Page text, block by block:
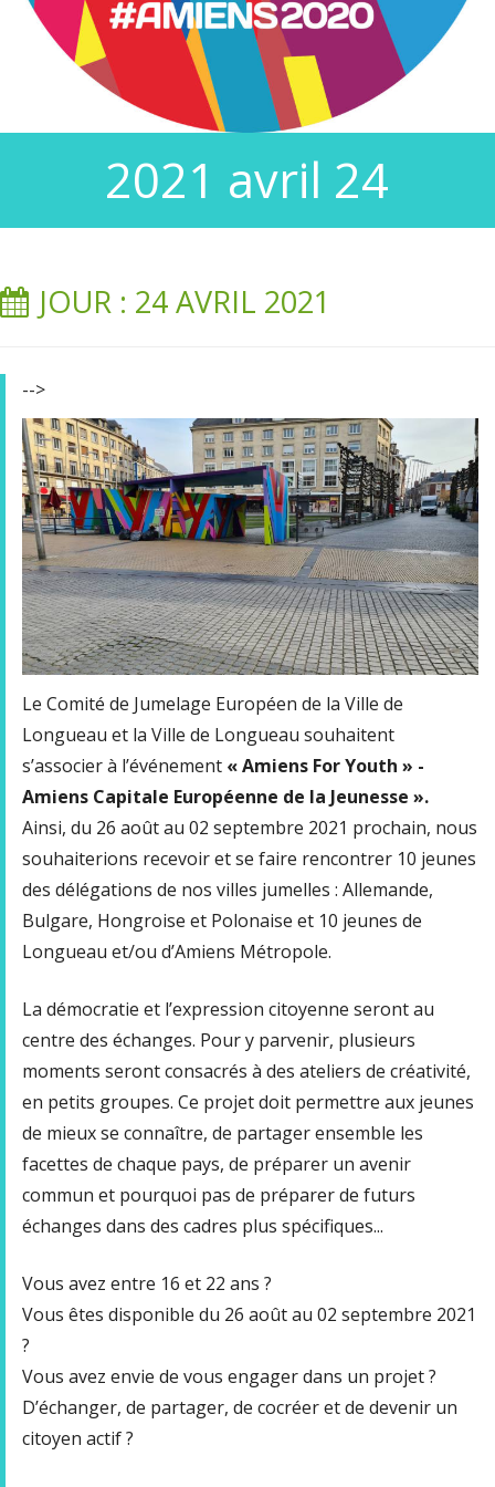
2021 avril 24
JOUR : 24 AVRIL 2021
-->
Le Comité de Jumelage Européen de la Ville de
Longueau et la Ville de Longueau souhaitent
s’associer à l’événement « Amiens For Youth » -
Amiens Capitale Européenne de la Jeunesse ».
Ainsi, du 26 août au 02 septembre 2021 prochain, nous
souhaiterions recevoir et se faire rencontrer 10 jeunes
des délégations de nos villes jumelles : Allemande,
Bulgare, Hongroise et Polonaise et 10 jeunes de
Longueau et/ou d’Amiens Métropole.
La démocratie et l’expression citoyenne seront au
centre des échanges. Pour y parvenir, plusieurs
moments seront consacrés à des ateliers de créativité,
en petits groupes. Ce projet doit permettre aux jeunes
de mieux se connaître, de partager ensemble les
facettes de chaque pays, de préparer un avenir
commun et pourquoi pas de préparer de futurs
échanges dans des cadres plus spécifiques...
Vous avez entre 16 et 22 ans ?
Vous êtes disponible du 26 août au 02 septembre 2021
?
Vous avez envie de vous engager dans un projet ?
D’échanger, de partager, de cocréer et de devenir un
citoyen actif ?